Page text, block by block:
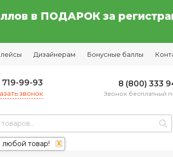
в ПОДАРОК за
Дизайнерам Бонусные баллы
99-93
звонок
8 (800) 333
Звонок бесплатный
товар! X